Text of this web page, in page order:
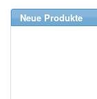
Neue Produkte